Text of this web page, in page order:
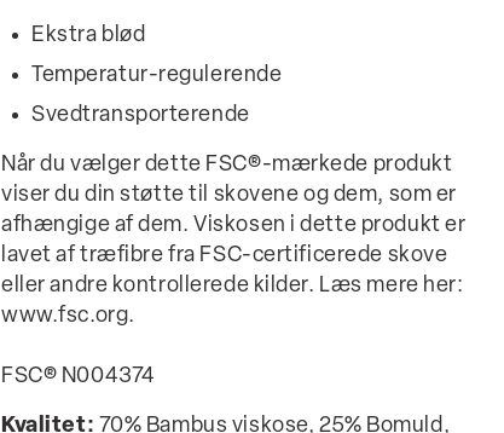
Ekstra blød
Temperatur-regulerende
Svedtransporterende
Når du vælger dette FSC®-mærkede produkt
viser du din støtte til skovene og dem, som er
afhængige af dem. Viskosen i dette produkt er
lavet af træfibre fra FSC-certificerede skove
eller andre kontrollerede kilder. Læs mere her:
www.fsc.org.
FSC® N004374
Kvalitet: 70% Bambus viskose, 25% Bomuld,